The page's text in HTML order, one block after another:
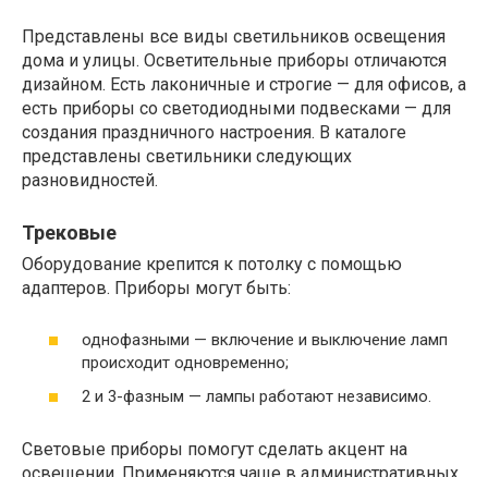
Представлены все виды светильников освещения
дома и улицы. Осветительные приборы отличаются
дизайном. Есть лаконичные и строгие — для офисов, а
есть приборы со светодиодными подвесками — для
создания праздничного настроения. В каталоге
представлены светильники следующих
разновидностей.
Трековые
Оборудование крепится к потолку с помощью
адаптеров. Приборы могут быть:
однофазными — включение и выключение ламп
происходит одновременно;
2 и 3-фазным — лампы работают независимо.
Световые приборы помогут сделать акцент на